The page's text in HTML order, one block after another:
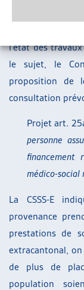
Dans son
analogue aux
l’état des
le sujet, le
proposition de
consultation
Projet art.
personne
financement
médico-social
La CSSS-E
provenance
prestations de
extracantonal,
de plus de
population